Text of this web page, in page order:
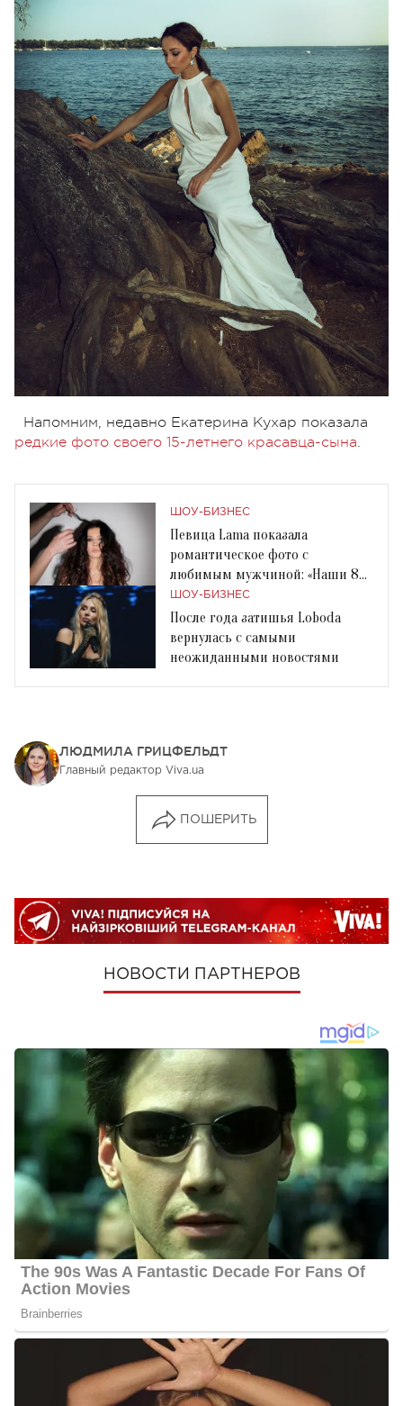
Напомним, недавно Екатерина Кухар показала
редкие фото своего 15-летнего красавца-сына.
ШОУ-БИЗНЕС
Певица Lama показала
романтическое фото с
любимым мужчиной: «Наши 8
лет любви»
ШОУ-БИЗНЕС
После года затишья Loboda
вернулась с самыми
неожиданными новостями
ЛЮДМИЛА ГРИЦФЕЛЬДТ
Главный редактор Viva.ua
ПОШЕРИТЬ
НОВОСТИ ПАРТНЕРОВ